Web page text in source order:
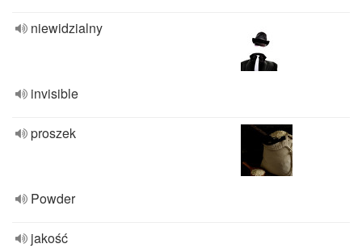
niewidzialny
invisible
proszek
Powder
jakość